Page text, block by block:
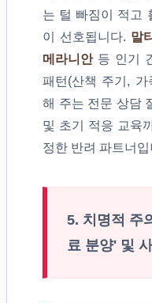
는 털 빠짐이 적고
이 선호됩니다. 말
메라니안등 인기
패턴(산책 주기,
해 주는 전문 상담
및 초기 적응 교육
정한 반려 파트너입
5. 치명적 주
료 분양' 및